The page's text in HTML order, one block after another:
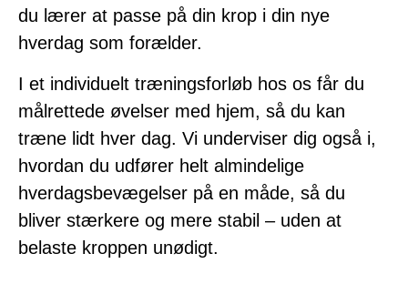
du lærer at passe på din krop i din nye
hverdag som forælder.
I et individuelt træningsforløb hos os får du
målrettede øvelser med hjem, så du kan
træne lidt hver dag. Vi underviser dig også i,
hvordan du udfører helt almindelige
hverdagsbevægelser på en måde, så du
bliver stærkere og mere stabil – uden at
belaste kroppen unødigt.